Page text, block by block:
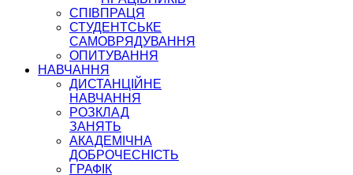
СПІВПРАЦЯ
СТУДЕНТСЬКЕ
САМОВРЯДУВАННЯ
ОПИТУВАННЯ
НАВЧАННЯ
ДИСТАНЦІЙНЕ
НАВЧАННЯ
РОЗКЛАД
ЗАНЯТЬ
АКАДЕМІЧНА
ДОБРОЧЕСНІСТЬ
ГРАФІК